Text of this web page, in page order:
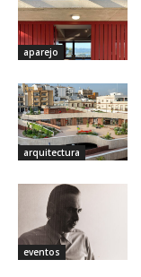
aparejo
arquitectura
eventos